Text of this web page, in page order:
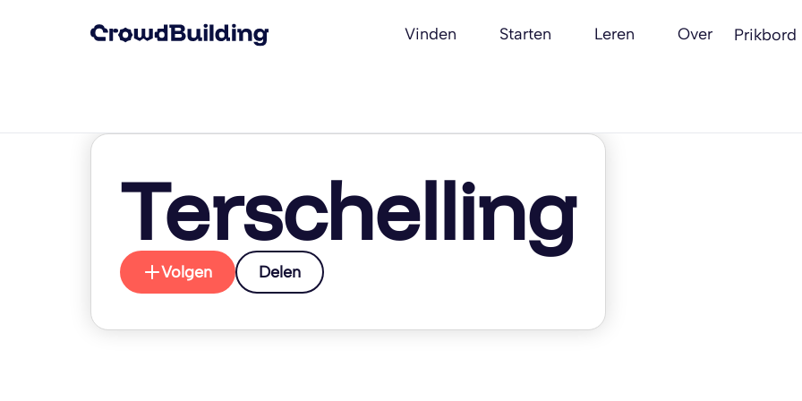
Vinden Starten Leren Over Prikbord
Terschelling
Volgen Delen